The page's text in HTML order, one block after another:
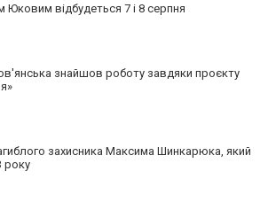
відбудеться 7 і 8 серпня
знайшов роботу завдяки проєкту
захисника Максима Шинкарюка, який
року